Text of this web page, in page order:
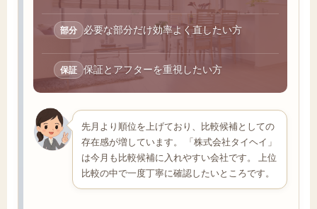
部分 必要な部分だけ効率よく直したい方
保証 保証とアフターを重視したい方
先月より順位を上げており、比較候補としての
存在感が増しています。 「株式会社タイヘイ」
は今月も比較候補に入れやすい会社です。 上位
比較の中で一度丁寧に確認したいところです。